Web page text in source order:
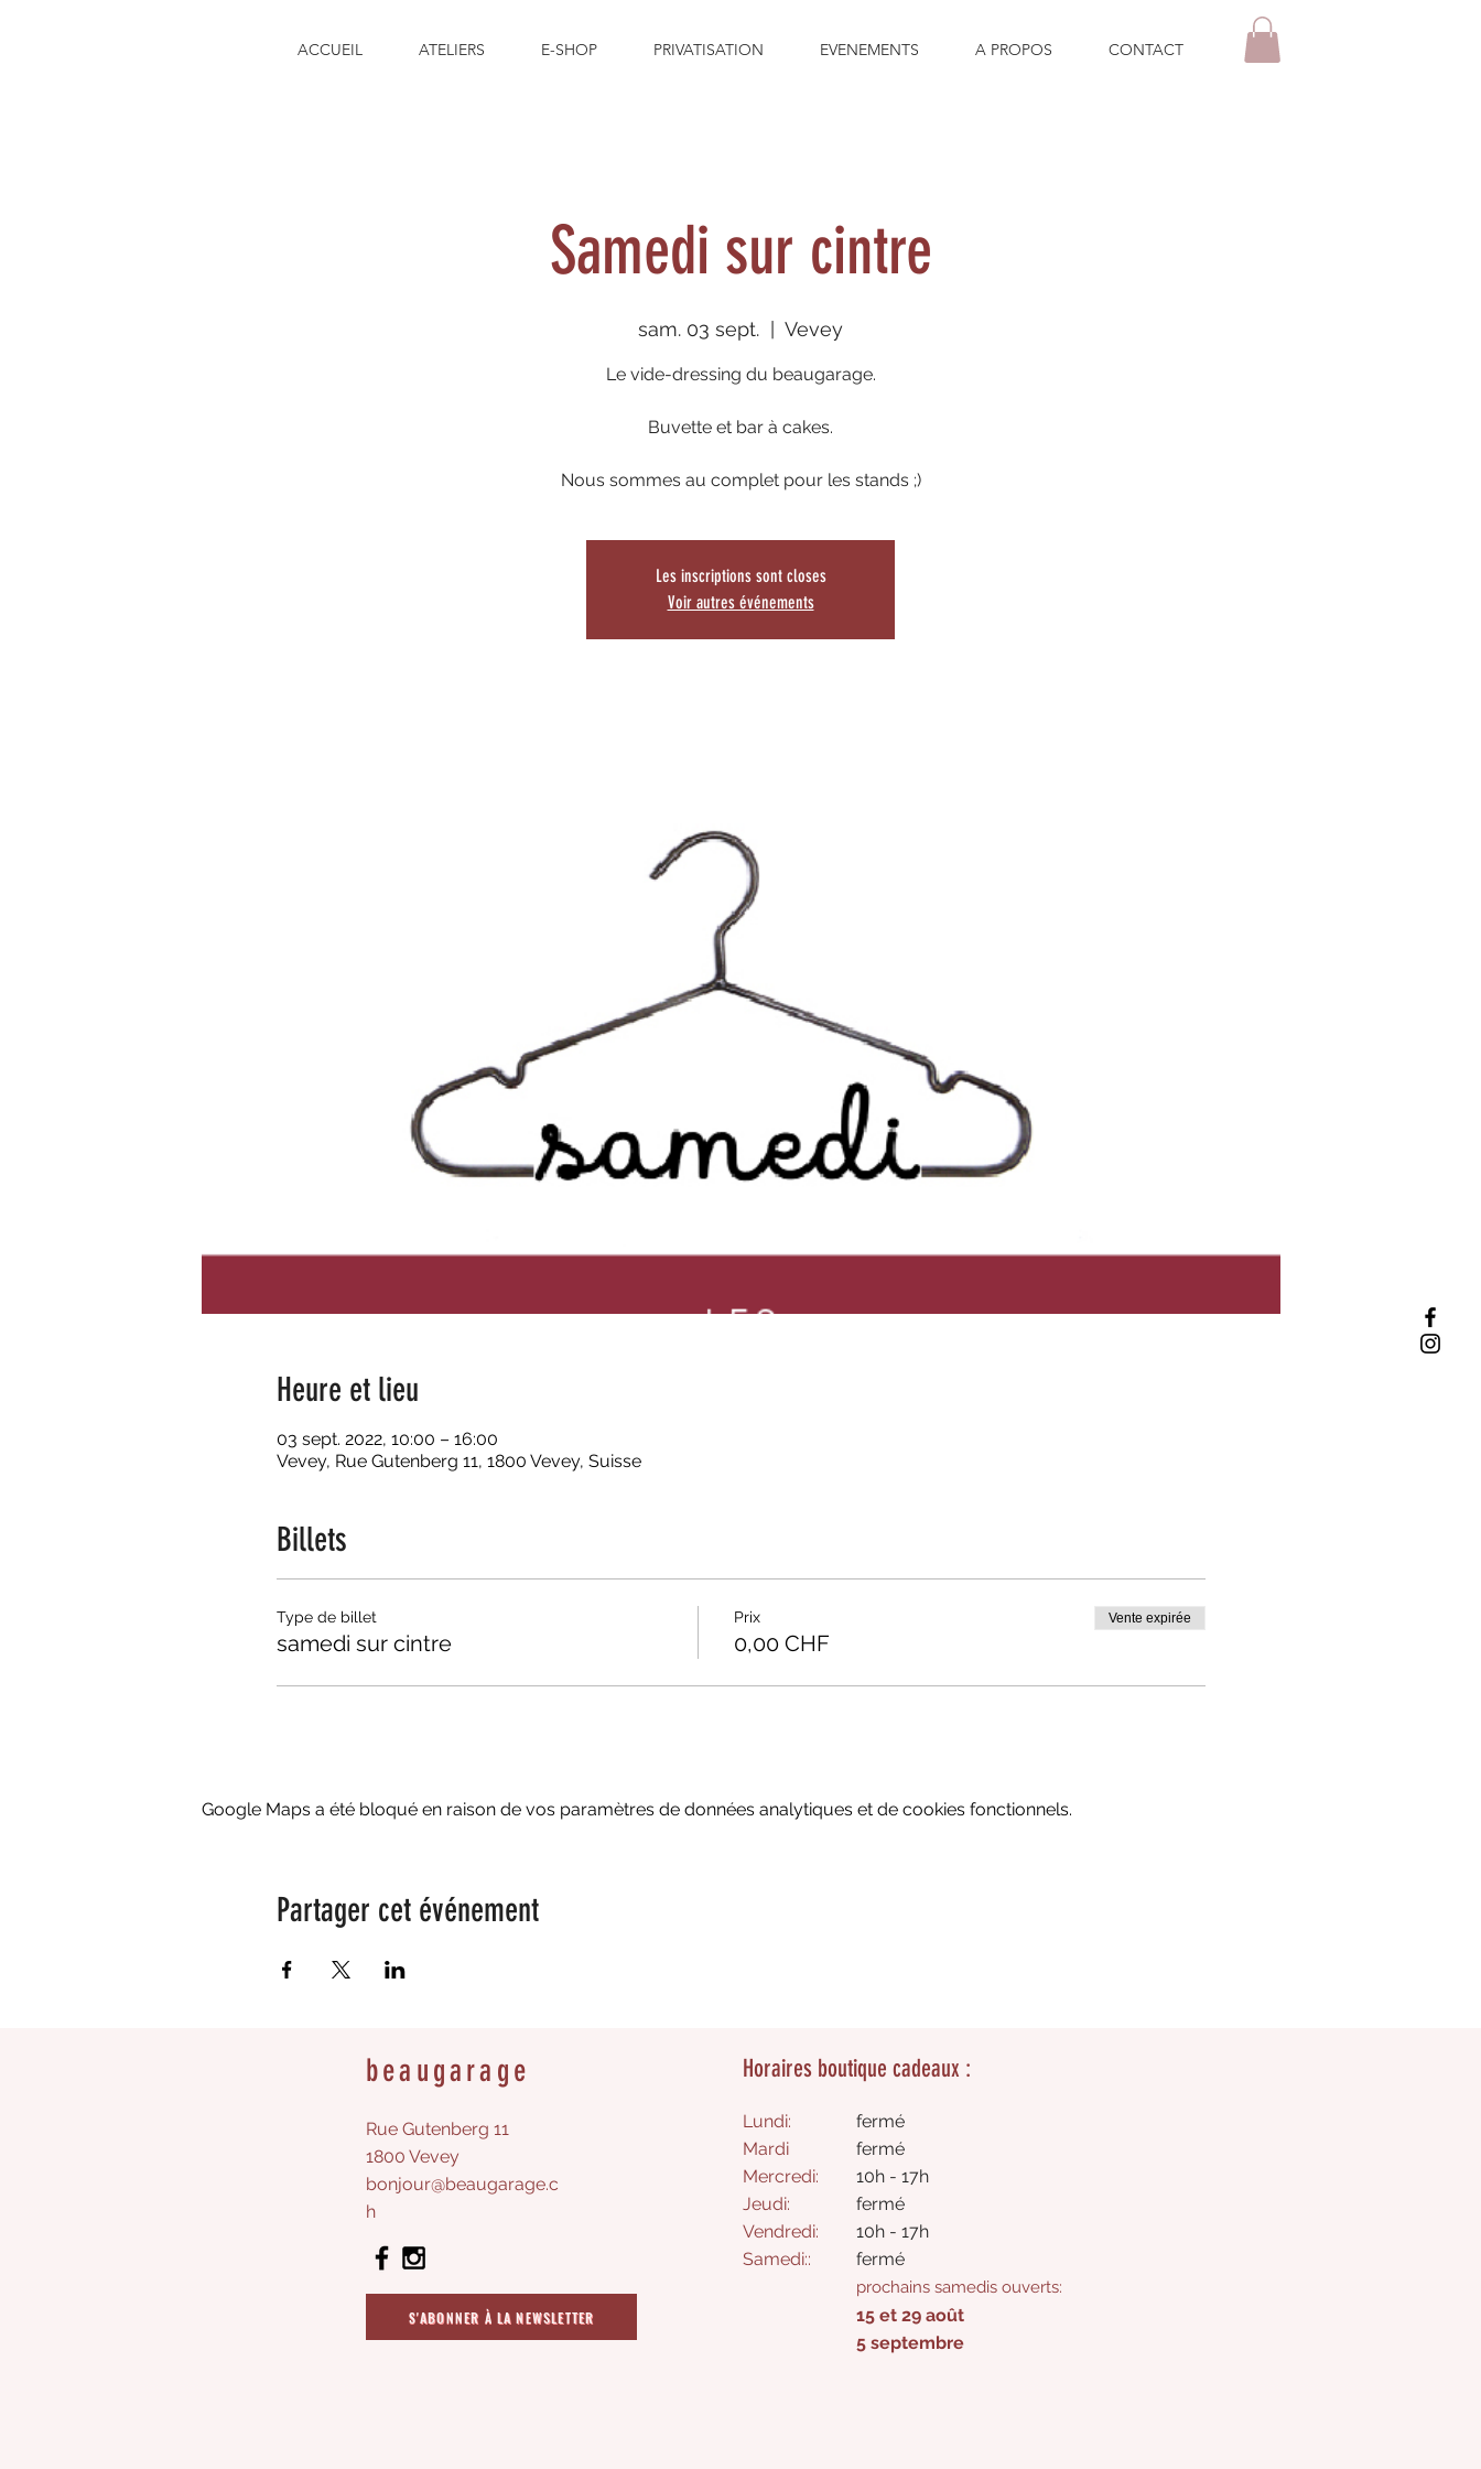
ACCUEIL ATELIERS E-SHOP PRIVATISATION EVENEMENTS A PROPOS CONTACT
Samedi sur cintre
sam. 03 sept. Vevey
Le vide-dressing du beaugarage.
Buvette et bar à cakes.
Nous sommes au complet pour les stands ;)
Les inscriptions sont closes
Voir autres événements
Heure et lieu
03 sept. 2022, 10:00 – 16:00
Vevey, Rue Gutenberg 11, 1800 Vevey, Suisse
Billets
Type de billet
samedi sur cintre
Prix
0,00 CHF
Vente expirée
Google Maps a été bloqué en raison de vos paramètres de données analytiques et de cookies fonctionnels.
Partager cet événement
beaugarage
Rue Gutenberg 11
1800 Vevey
bonjour@beaugarage.c
h
S'ABONNER À LA NEWSLETTER
Horaires boutique cadeaux :
Lundi:
Mardi
Mercredi:
Jeudi:
Vendredi:
Samedi::
fermé
fermé
10h - 17h
fermé​
10h - 17h
​fermé
prochains samedis ouverts:
15 et 29 août
5 septembre